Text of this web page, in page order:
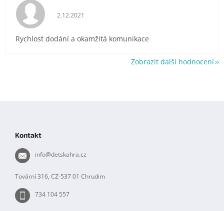
Hodnocení obchodu je 5 z 5 hvězdiček.
2.12.2021
Rychlost dodání a okamžitá komunikace
Zobrazit další hodnocení
Kontakt
info@detskahra.cz
Tovární 316, CZ-537 01 Chrudim
734 104 557